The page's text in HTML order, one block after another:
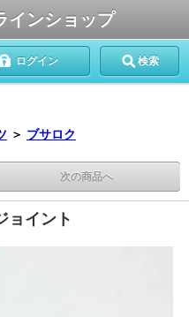
ンショップ
ログイン 検索
＞ ブサロク
次の商品へ
ョイント